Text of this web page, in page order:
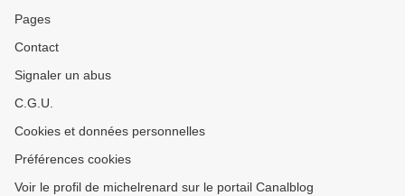
Pages
Contact
Signaler un abus
C.G.U.
Cookies et données personnelles
Préférences cookies
Voir le profil de michelrenard sur le portail Canalblog